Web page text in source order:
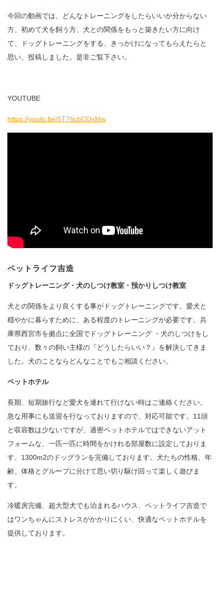
今回の動画では、どんなトレーニングをしたらいいか分からない
方、初めて犬を飼う方、犬との関係をもっと築きたい方に向け
て、ドッグトレーニングをする、きっかけになってもらえたらと
思い、投稿しました。是非ご覧下さい。
YOUTUBE
https://youtu.be/5T76cbCQxMw
ペットライフ吉造
ドッグトレーニング・犬のしつけ教室・預かりしつけ教室
犬との関係をより良くする事がドッグトレーニングです。愛犬と
穏やかに暮らすために、ある程度のトレーニングが必要です。兵
庫県西宮市を拠点に全国でドッグトレーニング ・犬のしつけをし
ており、数々の飼い主様の『どうしたらいい？』を解決してきま
した。犬のことならどんなことでもご相談ください。
ペットホテル
長期、短期旅行など愛犬を連れて行けない時はご連絡ください。
急な用事にも送迎を行なっておりますので、対応可能です。11頭
と収容数は少ないですが、過密ペットホテルではできないアット
フォームな、一匹一匹に時間をかけれる部屋数に設定しておりま
す。1300m2のドッグランを完備しております。犬たちの性格、年
齢、体格とグループに分けて思い切り駆け回って楽しく遊びま
す。
冷暖房完備、超大型犬でも泊まれるハウス、ペットライフ吉造で
はワンちゃんにストレスがかかりにくい、快適なペットホテルを
提供しております。